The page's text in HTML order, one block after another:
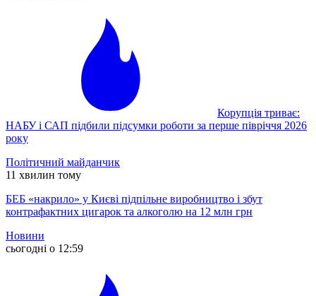
Корупція триває:
НАБУ і САП підбили підсумки роботи за перше півріччя 2026
року
Політичний майданчик
11 хвилин тому
БЕБ «накрило» у Києві підпільне виробництво і збут
контрафактних цигарок та алкоголю на 12 млн грн
Новини
сьогодні о 12:59